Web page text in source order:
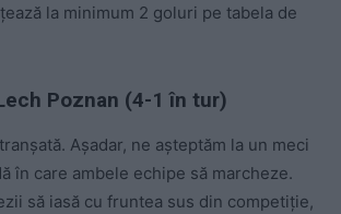
la minimum 2 goluri pe tabela de
Poznan (4-1 în tur)
Așadar, ne așteptăm la un meci
în care ambele echipe să marcheze.
să iasă cu fruntea sus din competiție,